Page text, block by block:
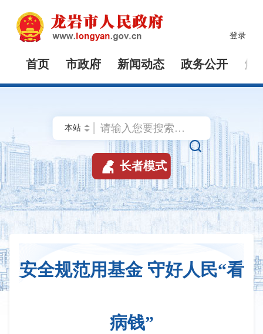
登录
首页 市政府 新闻动态 政务公开 解

 长者模式
安全规范用基金 守好人民“看
病钱”